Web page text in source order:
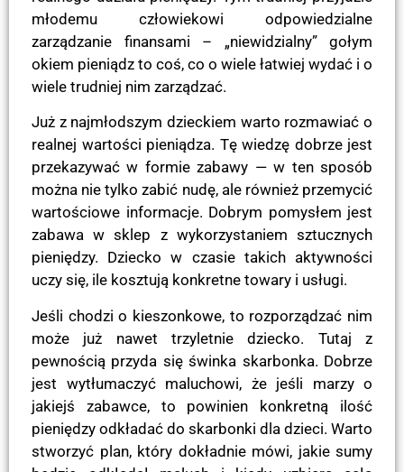
młodemu człowiekowi odpowiedzialne
zarządzanie finansami – „niewidzialny” gołym
okiem pieniądz to coś, co o wiele łatwiej wydać i o
wiele trudniej nim zarządzać.
Już z najmłodszym dzieckiem warto rozmawiać o
realnej wartości pieniądza. Tę wiedzę dobrze jest
przekazywać w formie zabawy — w ten sposób
można nie tylko zabić nudę, ale również przemycić
wartościowe informacje. Dobrym pomysłem jest
zabawa w sklep z wykorzystaniem sztucznych
pieniędzy. Dziecko w czasie takich aktywności
uczy się, ile kosztują konkretne towary i usługi.
Jeśli chodzi o kieszonkowe, to rozporządzać nim
może już nawet trzyletnie dziecko. Tutaj z
pewnością przyda się świnka skarbonka. Dobrze
jest wytłumaczyć maluchowi, że jeśli marzy o
jakiejś zabawce, to powinien konkretną ilość
pieniędzy odkładać do skarbonki dla dzieci. Warto
stworzyć plan, który dokładnie mówi, jakie sumy